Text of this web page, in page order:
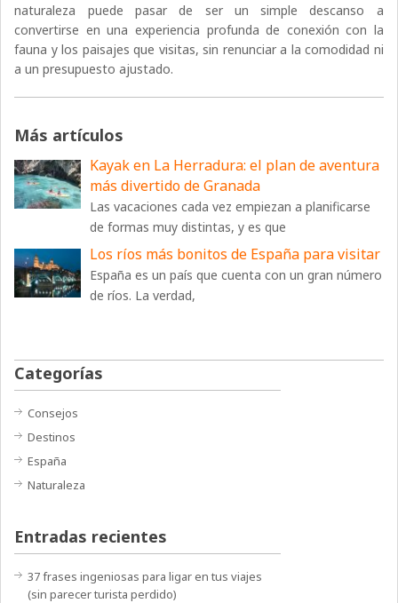
naturaleza puede pasar de ser un simple descanso a
convertirse en una experiencia profunda de conexión con la
fauna y los paisajes que visitas, sin renunciar a la comodidad ni
a un presupuesto ajustado.
Más artículos
Kayak en La Herradura: el plan de aventura
más divertido de Granada
Las vacaciones cada vez empiezan a planificarse
de formas muy distintas, y es que
Los ríos más bonitos de España para visitar
España es un país que cuenta con un gran número
de ríos. La verdad,
Categorías
Consejos
Destinos
España
Naturaleza
Entradas recientes
37 frases ingeniosas para ligar en tus viajes
(sin parecer turista perdido)